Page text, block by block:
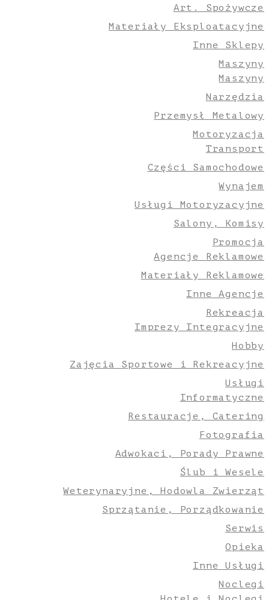
Art. Spożywcze
Materiały Eksploatacyjne
Inne Sklepy
Maszyny
Maszyny
Narzędzia
Przemysł Metalowy
Motoryzacja
Transport
Części Samochodowe
Wynajem
Usługi Motoryzacyjne
Salony, Komisy
Promocja
Agencje Reklamowe
Materiały Reklamowe
Inne Agencje
Rekreacja
Imprezy Integracyjne
Hobby
Zajęcia Sportowe i Rekreacyjne
Usługi
Informatyczne
Restauracje, Catering
Fotografia
Adwokaci, Porady Prawne
Ślub i Wesele
Weterynaryjne, Hodowla Zwierząt
Sprzątanie, Porządkowanie
Serwis
Opieka
Inne Usługi
Noclegi